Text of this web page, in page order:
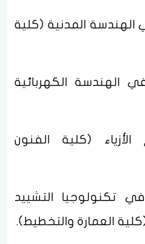
المدنية (كلية
الهندسة الكهربائية
(كلية الفنون
تكنولوجيا التشييد
(كلية العمارة والتخطيط).